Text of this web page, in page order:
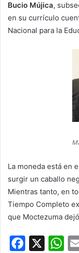
Bucio Mújica,
en su currículo
Nacional para la
La moneda está en
surgir un caballo
Mientras tanto, en
Tiempo Completo
que Moctezuma
F
X
W